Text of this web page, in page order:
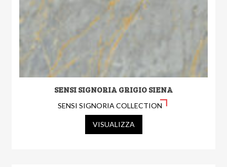
SENSI SIGNORIA GRIGIO SIENA
SENSI SIGNORIA COLLECTION
VISUALIZZA